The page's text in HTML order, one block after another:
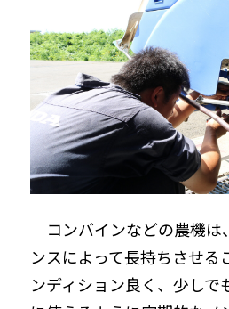
コンバインなどの農機は
ンスによって長持ちさせる
ンディション良く、少しで